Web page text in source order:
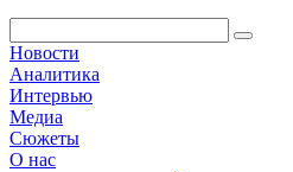
Новости
Аналитика
Интервью
Медиа
Сюжеты
О нас